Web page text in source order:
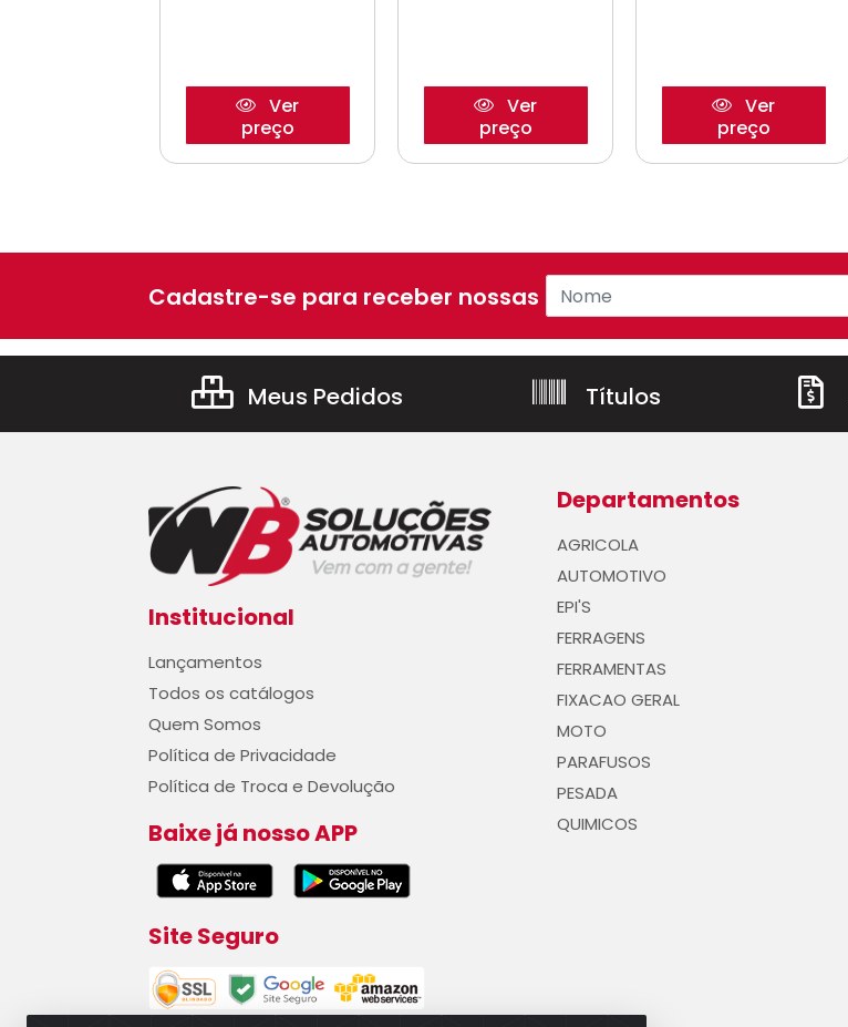
Ver
preço
Ver
preço
Ver
preço
Cadastre-se para receber nossas ofertas!
Meus Pedidos Títulos
Institucional
Lançamentos
Todos os catálogos
Quem Somos
Política de Privacidade
Política de Troca e Devolução
Baixe já nosso APP
Site Seguro
Departamentos
AGRICOLA
AUTOMOTIVO
EPI'S
FERRAGENS
FERRAMENTAS
FIXACAO GERAL
MOTO
PARAFUSOS
PESADA
QUIMICOS